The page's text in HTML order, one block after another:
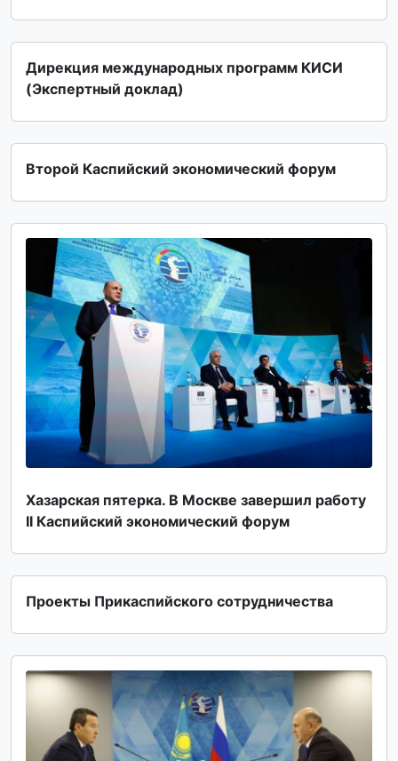
Дирекция международных программ КИСИ
(Экспертный доклад)
Второй Каспийский экономический форум
Хазарская пятерка. В Москве завершил работу
II Каспийский экономический форум
Проекты Прикаспийского сотрудничества